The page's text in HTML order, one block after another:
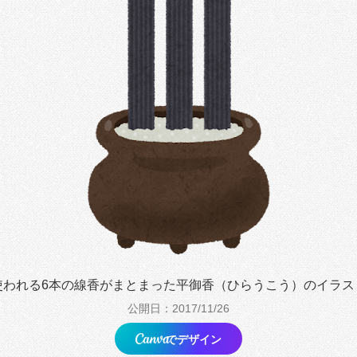
れる6本の線香がまとまった平御香（ひらうこう）のイラ
公開日：2017/11/26
でデザイン